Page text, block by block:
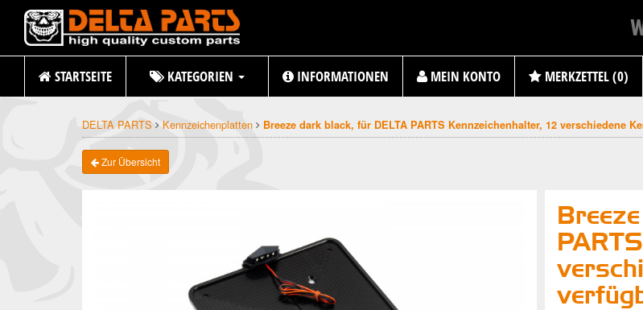
STARTSEITE KATEGORIEN INFORMATIONEN MEIN KONTO MERKZETTEL (0)
DELTA PARTS Kennzeichenplatten Breeze dark black, für DELTA PARTS Kennzeichenhalter, 12 verschiedene
Zur Übersicht